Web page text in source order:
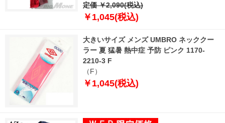
定価 ￥2,090(税込)
￥1,045(税込)
大きいサイズ メンズ UMBRO ネッククー
ラー 夏 猛暑 熱中症 予防 ピンク 1170-
2210-3 F
（F）
￥1,045(税込)